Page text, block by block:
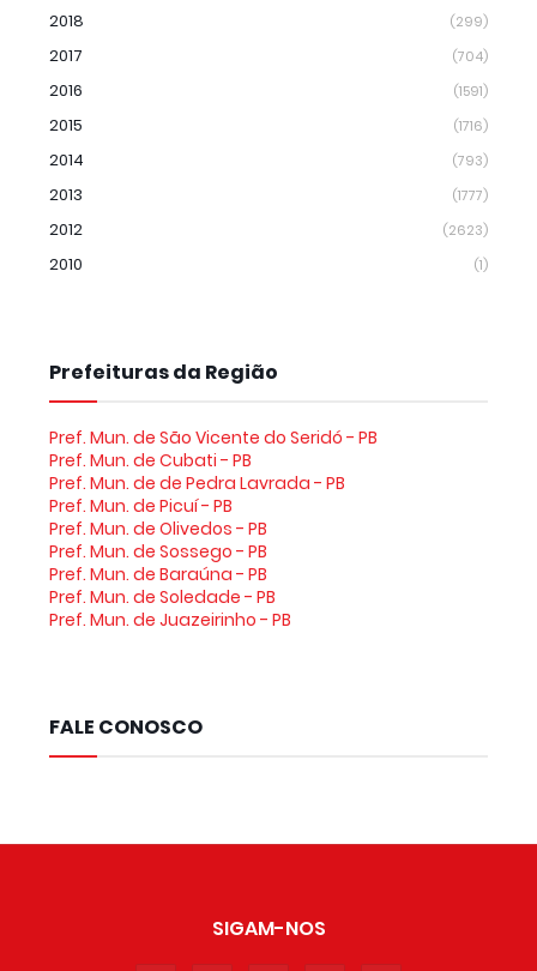
2018 (299)
2017 (704)
2016 (1591)
2015 (1716)
2014 (793)
2013 (1777)
2012 (2623)
2010 (1)
Prefeituras da Região
Pref. Mun. de São Vicente do Seridó - PB
Pref. Mun. de Cubati - PB
Pref. Mun. de de Pedra Lavrada - PB
Pref. Mun. de Picuí - PB
Pref. Mun. de Olivedos - PB
Pref. Mun. de Sossego - PB
Pref. Mun. de Baraúna - PB
Pref. Mun. de Soledade - PB
Pref. Mun. de Juazeirinho - PB
FALE CONOSCO
SIGAM-NOS